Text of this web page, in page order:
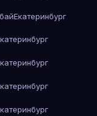
Екатеринбург